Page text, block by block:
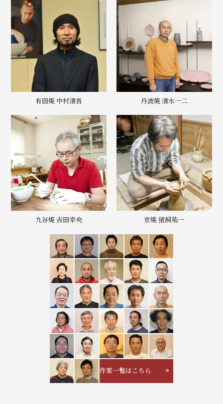
有田焼 中村清吾 丹波焼 清水一二
九谷焼 吉田幸央 京焼 猪飼祐一
作家一覧はこちら